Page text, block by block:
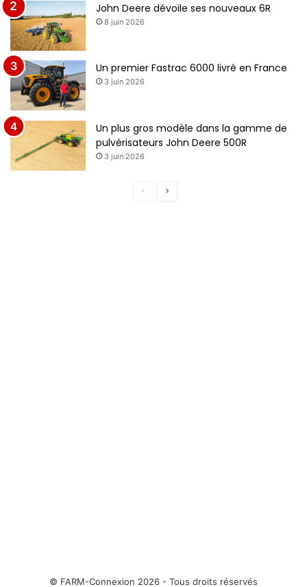
John Deere dévoile ses nouveaux 6R
8 juin 2026
Un premier Fastrac 6000 livré en France
3 juin 2026
Un plus gros modèle dans la gamme de
pulvérisateurs John Deere 500R
3 juin 2026
Page
Page
© FARM-Connexion 2026 - Tous droits réservés